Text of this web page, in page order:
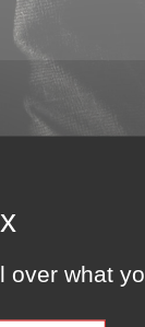
what